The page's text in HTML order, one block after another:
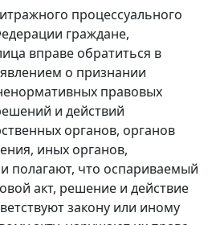
процессуального
граждане,
вправе обратиться в
о признании
правовых
и действий
органов, органов
иных органов,
полагают, что оспариваемый
акт, решение и действие
закону или иному